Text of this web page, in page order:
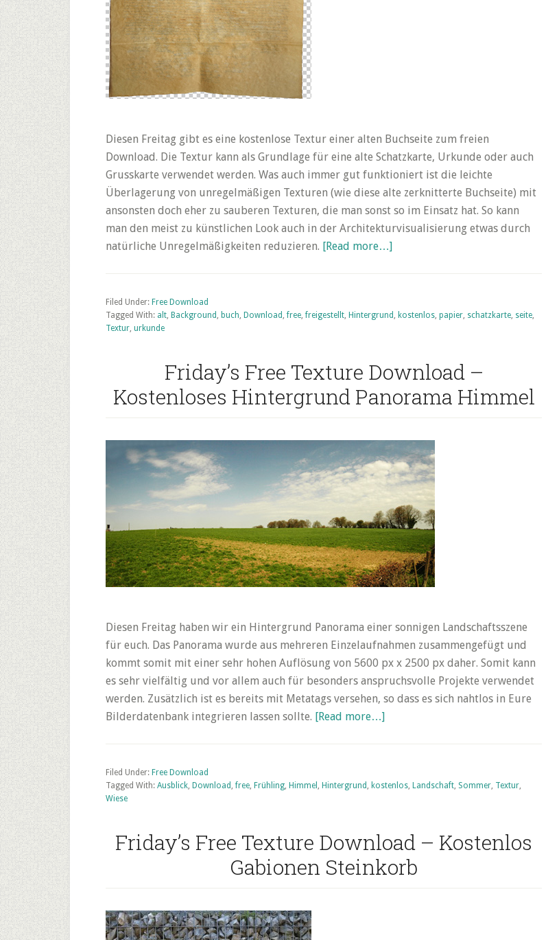
Diesen Freitag gibt es eine kostenlose Textur einer alten Buchseite zum freien
Download. Die Textur kann als Grundlage für eine alte Schatzkarte, Urkunde oder auch
Grusskarte verwendet werden. Was auch immer gut funktioniert ist die leichte
Überlagerung von unregelmäßigen Texturen (wie diese alte zerknitterte Buchseite) mit
ansonsten doch eher zu sauberen Texturen, die man sonst so im Einsatz hat. So kann
man den meist zu künstlichen Look auch in der Architekturvisualisierung etwas durch
natürliche Unregelmäßigkeiten reduzieren. [Read more…]about
–
Filed Under: Free Download
Tagged With: alt, Background , buch, Download ,free,freigestellt, Hintergrund , kostenlos, papier, schatzkarte, seite,
Textur, urkunde
Friday’s Free Texture Download –
Kostenloses Hintergrund Panorama Himmel
Diesen Freitag haben wir ein Hintergrund Panorama einer sonnigen Landschaftsszene
für euch. Das Panorama wurde aus mehreren Einzelaufnahmen zusammengefügt und
kommt somit mit einer sehr hohen Auflösung von 5600 px x 2500 px daher. Somit kann
es sehr vielfältig und vor allem auch für besonders anspruchsvolle Projekte verwendet
werden. Zusätzlich ist es bereits mit Metatags versehen, so dass es sich nahtlos in Eure
Bilderdatenbank integrieren lassen sollte. [Read more…]about
Download
Hintergrund
Panorama
Himmel
Filed Under: Free Download
Tagged With: Ausblick, Download ,free, Frühling, Himmel , Hintergrund , kostenlos, Landschaft, Sommer, Textur,
Wiese
Friday’s Free Texture Download – Kostenlos
Gabionen Steinkorb